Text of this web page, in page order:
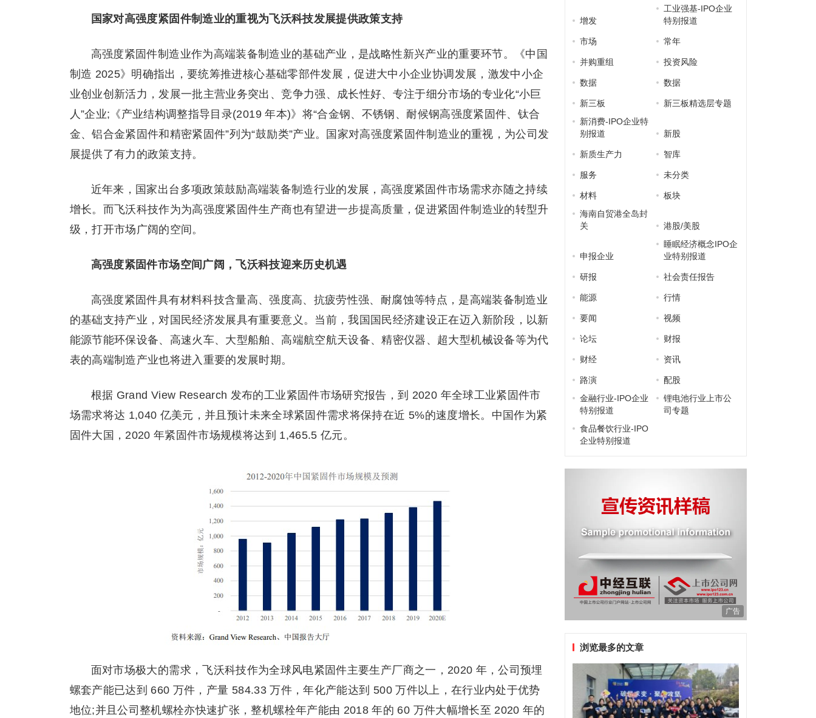
国家对高强度紧固件制造业的重视为飞沃科技发展提供政策支持
高强度紧固件制造业作为高端装备制造业的基础产业，是战略性新兴产业的重要环节。《中国
制造 2025》明确指出，要统筹推进核心基础零部件发展，促进大中小企业协调发展，激发中小企
业创业创新活力，发展一批主营业务突出、竞争力强、成长性好、专注于细分市场的专业化“小巨
人”企业;《产业结构调整指导目录(2019 年本)》将“合金钢、不锈钢、耐候钢高强度紧固件、钛合
金、铝合金紧固件和精密紧固件”列为“鼓励类”产业。国家对高强度紧固件制造业的重视，为公司发
展提供了有力的政策支持。
近年来，国家出台多项政策鼓励高端装备制造行业的发展，高强度紧固件市场需求亦随之持续
增长。而飞沃科技作为为高强度紧固件生产商也有望进一步提高质量，促进紧固件制造业的转型升
级，打开市场广阔的空间。
高强度紧固件市场空间广阔，飞沃科技迎来历史机遇
高强度紧固件具有材料科技含量高、强度高、抗疲劳性强、耐腐蚀等特点，是高端装备制造业
的基础支持产业，对国民经济发展具有重要意义。当前，我国国民经济建设正在迈入新阶段，以新
能源节能环保设备、高速火车、大型船舶、高端航空航天设备、精密仪器、超大型机械设备等为代
表的高端制造产业也将进入重要的发展时期。
根据 Grand View Research 发布的工业紧固件市场研究报告，到 2020 年全球工业紧固件市
场需求将达 1,040 亿美元，并且预计未来全球紧固件需求将保持在近 5%的速度增长。中国作为紧
固件大国，2020 年紧固件市场规模将达到 1,465.5 亿元。
面对市场极大的需求，飞沃科技作为全球风电紧固件主要生产厂商之一，2020 年，公司预埋
螺套产能已达到 660 万件，产量 584.33 万件，年化产能达到 500 万件以上，在行业内处于优势
地位;并且公司整机螺栓亦快速扩张，整机螺栓年产能由 2018 年的 60 万件大幅增长至 2020 年的
增发
工业强基-IPO企业
特别报道
市场 常年
并购重组 投资风险
数据 数据
新三板
新三板精选层专题
新消费-IPO企业特
别报道
新股
新质生产力 智库
服务 未分类
材料
板块
海南自贸港全岛封
关
港股/美股
申报企业
睡眠经济概念IPO企
业特别报道
研报 社会责任报告
能源 行情
要闻 视频
论坛 财报
财经 资讯
路演
配股
金融行业-IPO企业
特别报道
锂电池行业上市公
司专题
食品餐饮行业-IPO
企业特别报道
广告
浏览最多的文章